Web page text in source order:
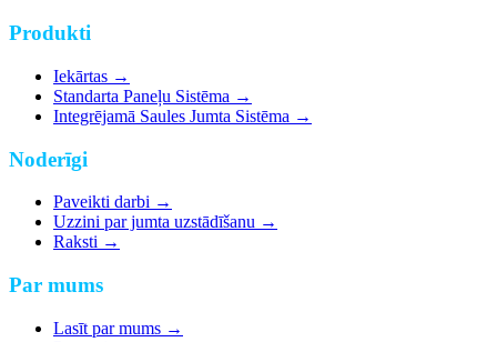
Produkti
Iekārtas →
Standarta Paneļu Sistēma →
Integrējamā Saules Jumta Sistēma →
Noderīgi
Paveikti darbi →
Uzzini par jumta uzstādīšanu →
Raksti →
Par mums
Lasīt par mums →